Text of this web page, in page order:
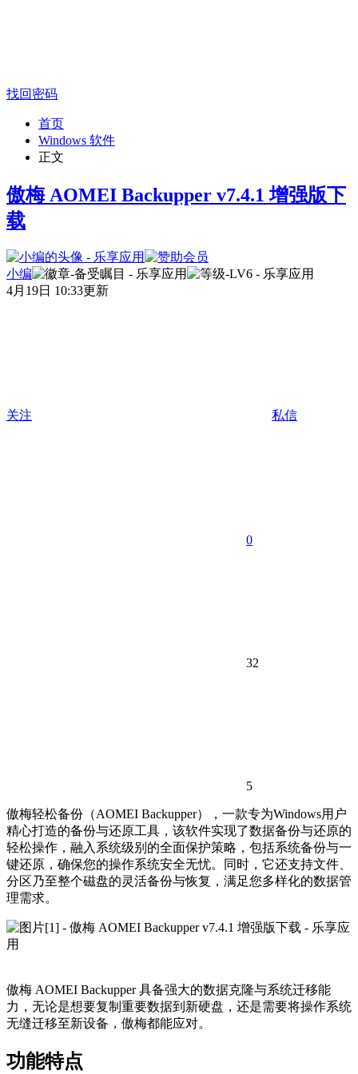
找回密码
首页
Windows 软件
正文
傲梅 AOMEI Backupper v7.4.1 增强版下
载
小编
4月19日 10:33更新
关注 私信
0
32
5
傲梅轻松备份（AOMEI Backupper），一款专为Windows用户
精心打造的备份与还原工具，该软件实现了数据备份与还原的
轻松操作，融入系统级别的全面保护策略，包括系统备份与一
键还原，确保您的操作系统安全无忧。同时，它还支持文件、
分区乃至整个磁盘的灵活备份与恢复，满足您多样化的数据管
理需求。
傲梅 AOMEI Backupper 具备强大的数据克隆与系统迁移能
力，无论是想要复制重要数据到新硬盘，还是需要将操作系统
无缝迁移至新设备，傲梅都能应对。
功能特点